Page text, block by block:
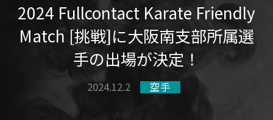
2024 Fullcontact Karate Friendly
Match [挑戦]に大阪南支部所属選
手の出場が決定！
2024.12.2 空手